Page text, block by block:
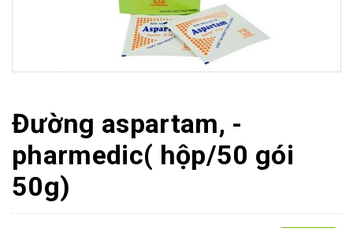
Đường aspartam, -
pharmedic( hộp/50 gói
50g)